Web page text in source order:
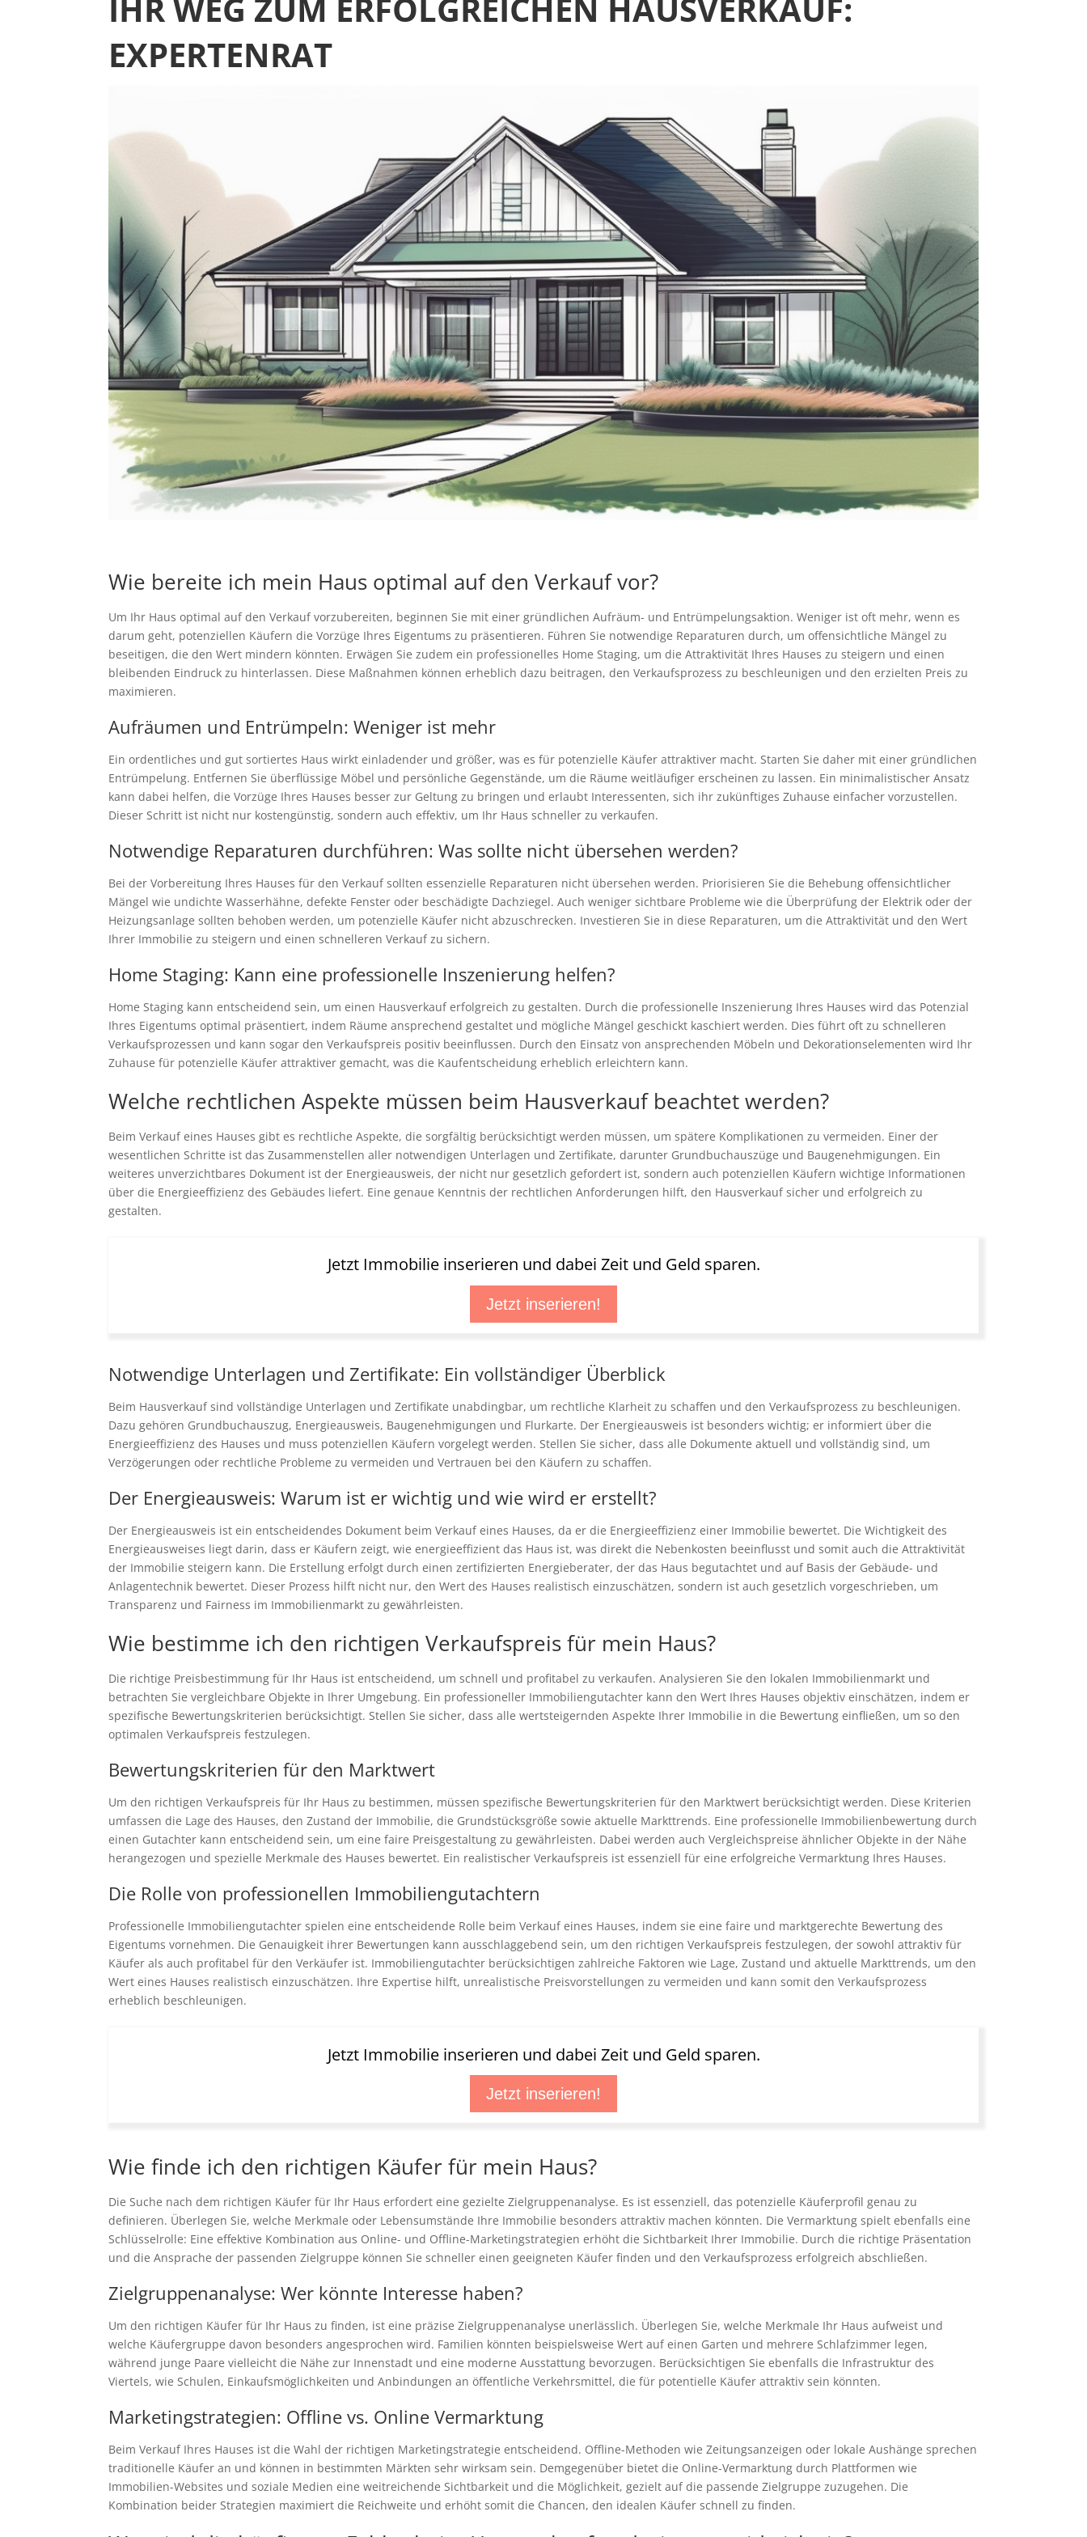
IHR WEG ZUM ERFOLGREICHEN HAUSVERKAUF:
EXPERTENRAT
Wie bereite ich mein Haus optimal auf den Verkauf vor?
Um Ihr Haus optimal auf den Verkauf vorzubereiten, beginnen Sie mit einer gründlichen Aufräum- und Entrümpelungsaktion. Weniger ist oft mehr, wenn es
darum geht, potenziellen Käufern die Vorzüge Ihres Eigentums zu präsentieren. Führen Sie notwendige Reparaturen durch, um offensichtliche Mängel zu
beseitigen, die den Wert mindern könnten. Erwägen Sie zudem ein professionelles Home Staging, um die Attraktivität Ihres Hauses zu steigern und einen
bleibenden Eindruck zu hinterlassen. Diese Maßnahmen können erheblich dazu beitragen, den Verkaufsprozess zu beschleunigen und den erzielten Preis zu
maximieren.
Aufräumen und Entrümpeln: Weniger ist mehr
Ein ordentliches und gut sortiertes Haus wirkt einladender und größer, was es für potenzielle Käufer attraktiver macht. Starten Sie daher mit einer gründlichen
Entrümpelung. Entfernen Sie überflüssige Möbel und persönliche Gegenstände, um die Räume weitläufiger erscheinen zu lassen. Ein minimalistischer Ansatz
kann dabei helfen, die Vorzüge Ihres Hauses besser zur Geltung zu bringen und erlaubt Interessenten, sich ihr zukünftiges Zuhause einfacher vorzustellen.
Dieser Schritt ist nicht nur kostengünstig, sondern auch effektiv, um Ihr Haus schneller zu verkaufen.
Notwendige Reparaturen durchführen: Was sollte nicht übersehen werden?
Bei der Vorbereitung Ihres Hauses für den Verkauf sollten essenzielle Reparaturen nicht übersehen werden. Priorisieren Sie die Behebung offensichtlicher
Mängel wie undichte Wasserhähne, defekte Fenster oder beschädigte Dachziegel. Auch weniger sichtbare Probleme wie die Überprüfung der Elektrik oder der
Heizungsanlage sollten behoben werden, um potenzielle Käufer nicht abzuschrecken. Investieren Sie in diese Reparaturen, um die Attraktivität und den Wert
Ihrer Immobilie zu steigern und einen schnelleren Verkauf zu sichern.
Home Staging: Kann eine professionelle Inszenierung helfen?
Home Staging kann entscheidend sein, um einen Hausverkauf erfolgreich zu gestalten. Durch die professionelle Inszenierung Ihres Hauses wird das Potenzial
Ihres Eigentums optimal präsentiert, indem Räume ansprechend gestaltet und mögliche Mängel geschickt kaschiert werden. Dies führt oft zu schnelleren
Verkaufsprozessen und kann sogar den Verkaufspreis positiv beeinflussen. Durch den Einsatz von ansprechenden Möbeln und Dekorationselementen wird Ihr
Zuhause für potenzielle Käufer attraktiver gemacht, was die Kaufentscheidung erheblich erleichtern kann.
Welche rechtlichen Aspekte müssen beim Hausverkauf beachtet werden?
Beim Verkauf eines Hauses gibt es rechtliche Aspekte, die sorgfältig berücksichtigt werden müssen, um spätere Komplikationen zu vermeiden. Einer der
wesentlichen Schritte ist das Zusammenstellen aller notwendigen Unterlagen und Zertifikate, darunter Grundbuchauszüge und Baugenehmigungen. Ein
weiteres unverzichtbares Dokument ist der Energieausweis, der nicht nur gesetzlich gefordert ist, sondern auch potenziellen Käufern wichtige Informationen
über die Energieeffizienz des Gebäudes liefert. Eine genaue Kenntnis der rechtlichen Anforderungen hilft, den Hausverkauf sicher und erfolgreich zu
gestalten.
Jetzt Immobilie inserieren und dabei Zeit und Geld sparen.
Jetzt inserieren!
Notwendige Unterlagen und Zertifikate: Ein vollständiger Überblick
Beim Hausverkauf sind vollständige Unterlagen und Zertifikate unabdingbar, um rechtliche Klarheit zu schaffen und den Verkaufsprozess zu beschleunigen.
Dazu gehören Grundbuchauszug, Energieausweis, Baugenehmigungen und Flurkarte. Der Energieausweis ist besonders wichtig; er informiert über die
Energieeffizienz des Hauses und muss potenziellen Käufern vorgelegt werden. Stellen Sie sicher, dass alle Dokumente aktuell und vollständig sind, um
Verzögerungen oder rechtliche Probleme zu vermeiden und Vertrauen bei den Käufern zu schaffen.
Der Energieausweis: Warum ist er wichtig und wie wird er erstellt?
Der Energieausweis ist ein entscheidendes Dokument beim Verkauf eines Hauses, da er die Energieeffizienz einer Immobilie bewertet. Die Wichtigkeit des
Energieausweises liegt darin, dass er Käufern zeigt, wie energieeffizient das Haus ist, was direkt die Nebenkosten beeinflusst und somit auch die Attraktivität
der Immobilie steigern kann. Die Erstellung erfolgt durch einen zertifizierten Energieberater, der das Haus begutachtet und auf Basis der Gebäude- und
Anlagentechnik bewertet. Dieser Prozess hilft nicht nur, den Wert des Hauses realistisch einzuschätzen, sondern ist auch gesetzlich vorgeschrieben, um
Transparenz und Fairness im Immobilienmarkt zu gewährleisten.
Wie bestimme ich den richtigen Verkaufspreis für mein Haus?
Die richtige Preisbestimmung für Ihr Haus ist entscheidend, um schnell und profitabel zu verkaufen. Analysieren Sie den lokalen Immobilienmarkt und
betrachten Sie vergleichbare Objekte in Ihrer Umgebung. Ein professioneller Immobiliengutachter kann den Wert Ihres Hauses objektiv einschätzen, indem er
spezifische Bewertungskriterien berücksichtigt. Stellen Sie sicher, dass alle wertsteigernden Aspekte Ihrer Immobilie in die Bewertung einfließen, um so den
optimalen Verkaufspreis festzulegen.
Bewertungskriterien für den Marktwert
Um den richtigen Verkaufspreis für Ihr Haus zu bestimmen, müssen spezifische Bewertungskriterien für den Marktwert berücksichtigt werden. Diese Kriterien
umfassen die Lage des Hauses, den Zustand der Immobilie, die Grundstücksgröße sowie aktuelle Markttrends. Eine professionelle Immobilienbewertung durch
einen Gutachter kann entscheidend sein, um eine faire Preisgestaltung zu gewährleisten. Dabei werden auch Vergleichspreise ähnlicher Objekte in der Nähe
herangezogen und spezielle Merkmale des Hauses bewertet. Ein realistischer Verkaufspreis ist essenziell für eine erfolgreiche Vermarktung Ihres Hauses.
Die Rolle von professionellen Immobiliengutachtern
Professionelle Immobiliengutachter spielen eine entscheidende Rolle beim Verkauf eines Hauses, indem sie eine faire und marktgerechte Bewertung des
Eigentums vornehmen. Die Genauigkeit ihrer Bewertungen kann ausschlaggebend sein, um den richtigen Verkaufspreis festzulegen, der sowohl attraktiv für
Käufer als auch profitabel für den Verkäufer ist. Immobiliengutachter berücksichtigen zahlreiche Faktoren wie Lage, Zustand und aktuelle Markttrends, um den
Wert eines Hauses realistisch einzuschätzen. Ihre Expertise hilft, unrealistische Preisvorstellungen zu vermeiden und kann somit den Verkaufsprozess
erheblich beschleunigen.
Jetzt Immobilie inserieren und dabei Zeit und Geld sparen.
Jetzt inserieren!
Wie finde ich den richtigen Käufer für mein Haus?
Die Suche nach dem richtigen Käufer für Ihr Haus erfordert eine gezielte Zielgruppenanalyse. Es ist essenziell, das potenzielle Käuferprofil genau zu
definieren. Überlegen Sie, welche Merkmale oder Lebensumstände Ihre Immobilie besonders attraktiv machen könnten. Die Vermarktung spielt ebenfalls eine
Schlüsselrolle: Eine effektive Kombination aus Online- und Offline-Marketingstrategien erhöht die Sichtbarkeit Ihrer Immobilie. Durch die richtige Präsentation
und die Ansprache der passenden Zielgruppe können Sie schneller einen geeigneten Käufer finden und den Verkaufsprozess erfolgreich abschließen.
Zielgruppenanalyse: Wer könnte Interesse haben?
Um den richtigen Käufer für Ihr Haus zu finden, ist eine präzise Zielgruppenanalyse unerlässlich. Überlegen Sie, welche Merkmale Ihr Haus aufweist und
welche Käufergruppe davon besonders angesprochen wird. Familien könnten beispielsweise Wert auf einen Garten und mehrere Schlafzimmer legen,
während junge Paare vielleicht die Nähe zur Innenstadt und eine moderne Ausstattung bevorzugen. Berücksichtigen Sie ebenfalls die Infrastruktur des
Viertels, wie Schulen, Einkaufsmöglichkeiten und Anbindungen an öffentliche Verkehrsmittel, die für potentielle Käufer attraktiv sein könnten.
Marketingstrategien: Offline vs. Online Vermarktung
Beim Verkauf Ihres Hauses ist die Wahl der richtigen Marketingstrategie entscheidend. Offline-Methoden wie Zeitungsanzeigen oder lokale Aushänge sprechen
traditionelle Käufer an und können in bestimmten Märkten sehr wirksam sein. Demgegenüber bietet die Online-Vermarktung durch Plattformen wie
Immobilien-Websites und soziale Medien eine weitreichende Sichtbarkeit und die Möglichkeit, gezielt auf die passende Zielgruppe zuzugehen. Die
Kombination beider Strategien maximiert die Reichweite und erhöht somit die Chancen, den idealen Käufer schnell zu finden.